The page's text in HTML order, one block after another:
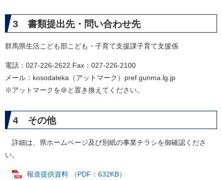
3 書類提出先・問い合わせ先
群馬県生活こども部こども・子育て支援課子育て支援係
電話：027-226-2622 Fax：027-226-2100
メール：kosodateka（アットマーク）pref.gunma.lg.jp
※アットマークを＠と置き換えてください。
4 その他
詳細は、県ホームページ及び別紙の事業チラシを御確認くださ
い。
報道提供資料 （PDF：632KB）